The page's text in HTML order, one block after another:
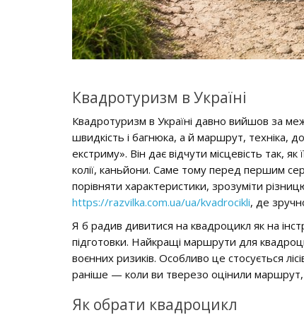
Квадротуризм в Україні
Квадротуризм в Україні давно вийшов за
швидкість і багнюка, а й маршрут, техніка,
екстриму». Він дає відчути місцевість так,
колії, каньйони. Саме тому перед першим
порівняти характеристики, зрозуміти
https://razvilka.com.ua/ua/kvadrocikli, де
Я б радив дивитися на квадроцикл як на
підготовки. Найкращі маршрути для
воєнних ризиків. Особливо це стосується
раніше — коли ви тверезо оцінили маршрут,
Як обрати квадроцикл